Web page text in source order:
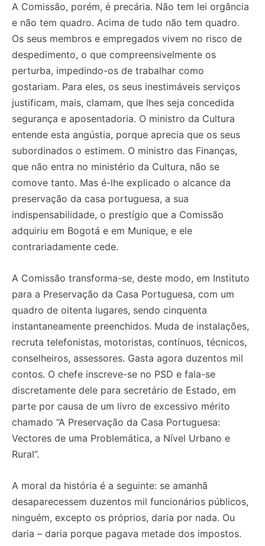
A Comissão, porém, é precária. Não tem lei orgância
e não tem quadro. Acima de tudo não tem quadro.
Os seus membros e empregados vivem no risco de
despedimento, o que compreensivelmente os
perturba, impedindo-os de trabalhar como
gostariam. Para eles, os seus inestimáveis serviços
justificam, mais, clamam, que lhes seja concedida
segurança e aposentadoria. O ministro da Cultura
entende esta angústia, porque aprecia que os seus
subordinados o estimem. O ministro das Finanças,
que não entra no ministério da Cultura, não se
comove tanto. Mas é-lhe explicado o alcance da
preservação da casa portuguesa, a sua
indispensabilidade, o prestígio que a Comissão
adquiriu em Bogotá e em Munique, e ele
contrariadamente cede.
A Comissão transforma-se, deste modo, em Instituto
para a Preservação da Casa Portuguesa, com um
quadro de oitenta lugares, sendo cinquenta
instantaneamente preenchidos. Muda de instalações,
recruta telefonistas, motoristas, contínuos, técnicos,
conselheiros, assessores. Gasta agora duzentos mil
contos. O chefe inscreve-se no PSD e fala-se
discretamente dele para secretário de Estado, em
parte por causa de um livro de excessivo mérito
chamado “A Preservação da Casa Portuguesa:
Vectores de uma Problemática, a Nível Urbano e
Rural”.
A moral da história é a seguinte: se amanhã
desaparecessem duzentos mil funcionários públicos,
ninguém, excepto os próprios, daria por nada. Ou
daria – daria porque pagava metade dos impostos.